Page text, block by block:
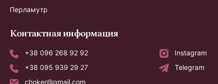
Перламутр
Контактная информация
+38 096 268 92 92
Instagram
+38 095 939 29 27
Telegram
choker@gmail.com